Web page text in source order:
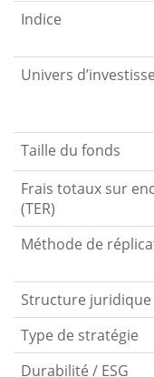
Indice
Univers
Taille du fonds
Frais totaux sur
(TER)
Méthode de
Structure juridique
Type de stratégie
Durabilité / ESG